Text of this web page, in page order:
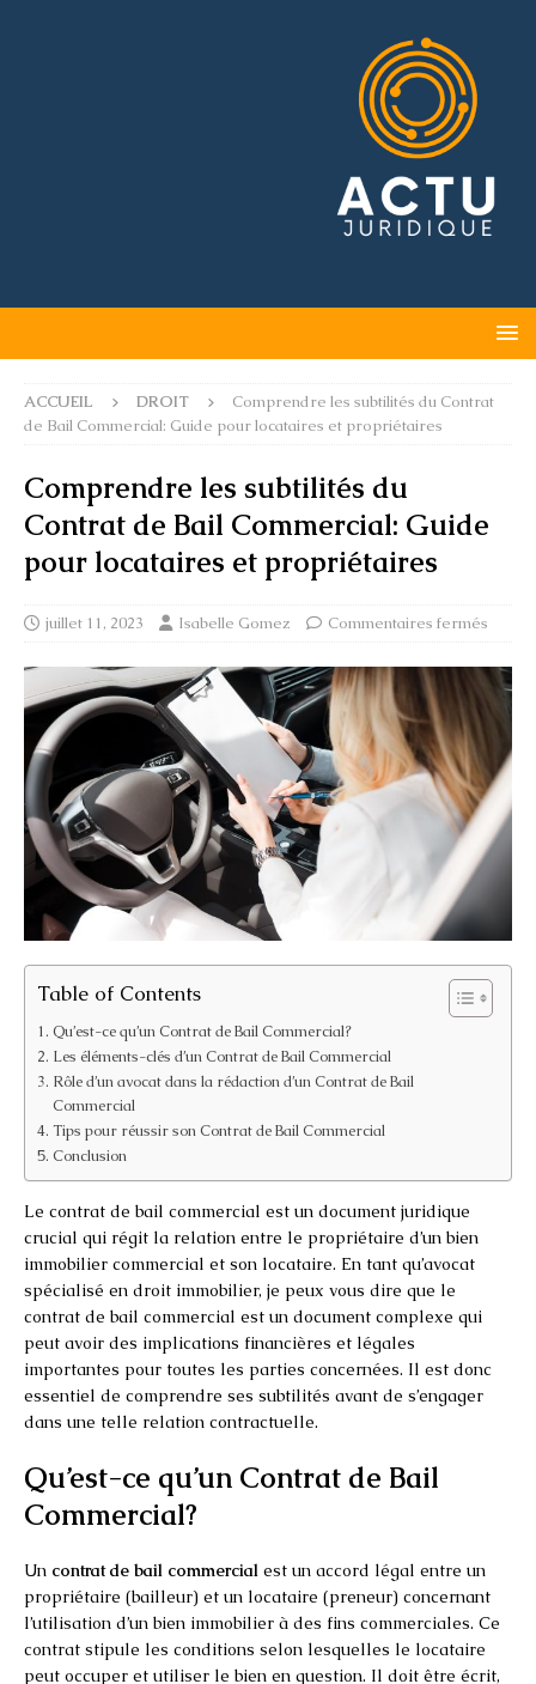
ACCUEIL DROIT
Comprendre les subtilités du Contrat
de Bail Commercial: Guide pour locataires et propriétaires
Comprendre les subtilités du
Contrat de Bail Commercial: Guide
pour locataires et propriétaires
juillet 11, 2023 Isabelle Gomez Commentaires fermés
Table of Contents
Qu’est-ce qu’un Contrat de Bail Commercial?
Les éléments-clés d’un Contrat de Bail Commercial
Rôle d’un avocat dans la rédaction d’un Contrat de Bail
Commercial
Tips pour réussir son Contrat de Bail Commercial
Conclusion
Le contrat de bail commercial est un document juridique
crucial qui régit la relation entre le propriétaire d’un bien
immobilier commercial et son locataire. En tant qu’avocat
spécialisé en droit immobilier, je peux vous dire que le
contrat de bail commercial est un document complexe qui
peut avoir des implications financières et légales
importantes pour toutes les parties concernées. Il est donc
essentiel de comprendre ses subtilités avant de s’engager
dans une telle relation contractuelle.
Qu’est-ce qu’un Contrat de Bail
Commercial?
Un contrat de bail commercial est un accord légal entre un
propriétaire (bailleur) et un locataire (preneur) concernant
l’utilisation d’un bien immobilier à des fins commerciales. Ce
contrat stipule les conditions selon lesquelles le locataire
peut occuper et utiliser le bien en question. Il doit être écrit,